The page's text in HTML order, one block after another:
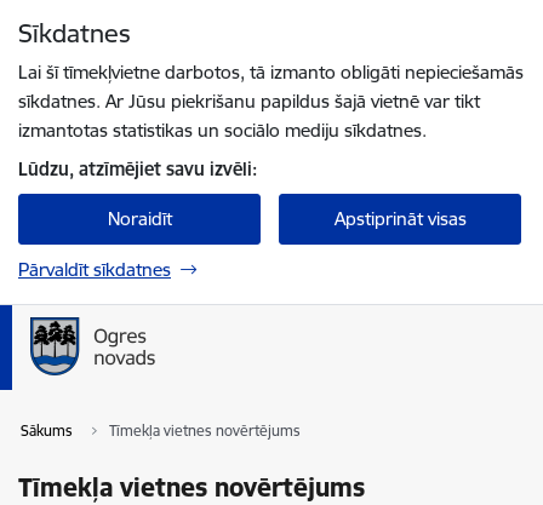
Sīkdatnes
Lai šī tīmekļvietne darbotos, tā izmanto obligāti nepieciešamās
sīkdatnes. Ar Jūsu piekrišanu papildus šajā vietnē var tikt
izmantotas statistikas un sociālo mediju sīkdatnes.
Lūdzu, atzīmējiet savu izvēli:
Noraidīt Apstiprināt visas
Pārvaldīt sīkdatnes
Sākums Tīmekļa vietnes novērtējums
Tīmekļa vietnes novērtējums